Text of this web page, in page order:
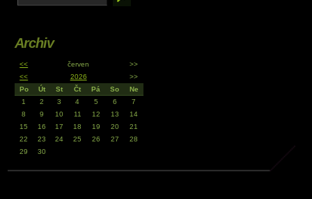
Archiv
<< červen
>>
<<
2026
>>
Po
Út St Čt Pá So
Ne
1
2 3 4 5 6
7
8
9 10 11 12 13
14
15
16 17 18 19 20
21
22
23 24 25 26 27
28
29
30